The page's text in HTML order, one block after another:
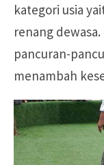
kategori usia
renang
pancuran-
menambah